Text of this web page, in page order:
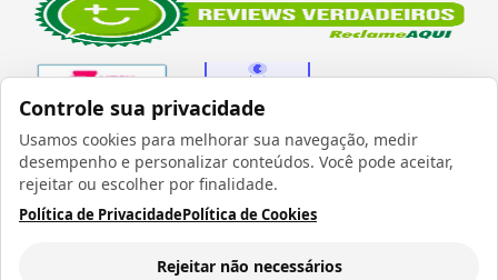
Controle sua privacidade
Usamos cookies para melhorar sua navegação, medir
desempenho e personalizar conteúdos. Você pode aceitar,
rejeitar ou escolher por finalidade.
Política de PrivacidadePolítica de Cookies
Rejeitar não necessários
Verificada por